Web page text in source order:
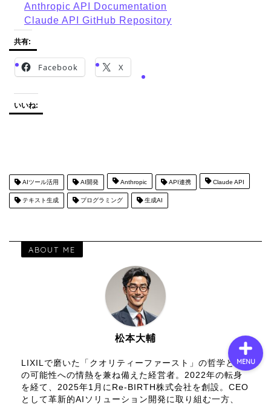
Anthropic API Documentation
Claude API GitHub Repository
共有:
Facebook X
いいね:
AIツール活用 AI開発 Anthropic API連携 Claude API
テキスト生成 プログラミング 生成AI
ABOUT ME
松本大輔
LIXILで磨いた「クオリティーファースト」の哲学とAI
の可能性への情熱を兼ね備えた経営者。2022年の転身
を経て、2025年1月にRe-BIRTH株式会社を創設。CEO
として革新的AIソリューション開発に取り組む一方、
MENU
会社概要
お問い合わせ